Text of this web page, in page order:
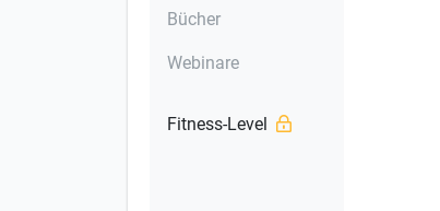
Bücher
Webinare
Fitness-Level